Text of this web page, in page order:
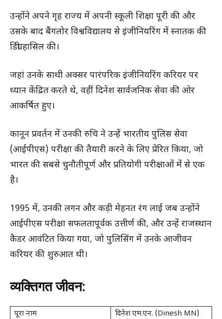
उन्होंने अपने गृह राज्य में अपनी स्कूली शिक्षा पूरी की और
उसके बाद बैंगलोर विश्वविद्यालय से इंजीनियरिंग में स्नातक की
डिग्री हासिल की।
जहां उनके साथी अक्सर पारंपरिक इंजीनियरिंग करियर पर
ध्यान केंद्रित करते थे, वहीं दिनेश सार्वजनिक सेवा की ओर
आकर्षित हुए।
कानून प्रवर्तन में उनकी रुचि ने उन्हें भारतीय पुलिस सेवा
(आईपीएस) परीक्षा की तैयारी करने के लिए प्रेरित किया, जो
भारत की सबसे चुनौतीपूर्ण और प्रतियोगी परीक्षाओं में से एक
है।
1995 में, उनकी लगन और कड़ी मेहनत रंग लाई जब उन्होंने
आईपीएस परीक्षा सफलतापूर्वक उत्तीर्ण की, और उन्हें राजस्थान
कैडर आवंटित किया गया, जो पुलिसिंग में उनके आजीवन
करियर की शुरुआत थी।
व्यक्तिगत जीवन:
पूरा नाम दिनेश एम.एन. (Dinesh MN)